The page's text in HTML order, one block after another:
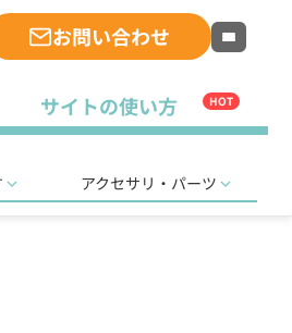
お問い合わせ
サイトの使い方 HOT
アクセサリ・パーツ